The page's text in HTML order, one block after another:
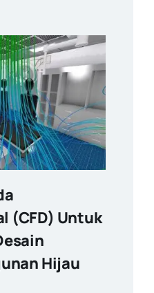
(CFD) Untuk
Hijau